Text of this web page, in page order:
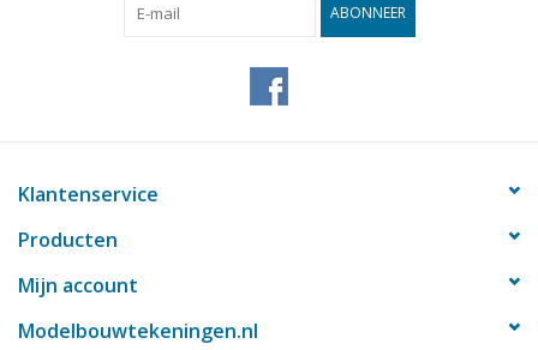
ABONNEER
Klantenservice
Producten
Mijn account
Modelbouwtekeningen.nl